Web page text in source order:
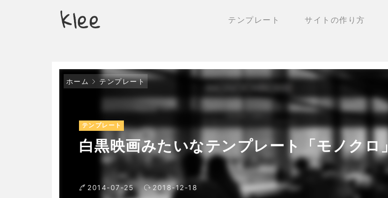
テンプレート サイトの作り方
ホーム テンプレート
テンプレート
白黒映画みたいなテンプレート「モノクロ」
2014-07-25 2018-12-18